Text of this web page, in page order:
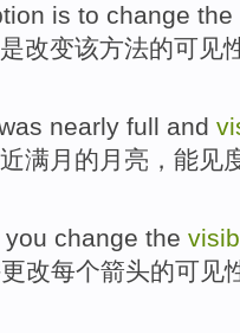
is to change the
是改变该方法的可见
nearly full and
满月 的月亮， 能见
you change the
更改每个箭头的可见